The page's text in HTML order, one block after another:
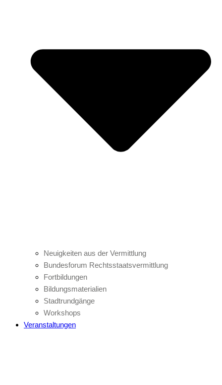
Neuigkeiten aus der Vermittlung
Bundesforum Rechtsstaatsvermittlung
Fortbildungen
Bildungsmaterialien
Stadtrundgänge
Workshops
Veranstaltungen